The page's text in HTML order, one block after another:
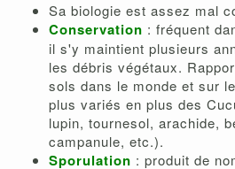
Sa biologie est assez mal
Conservation : fréquent
il s'y maintient plusieurs
les débris végétaux.
sols dans le monde et sur
plus variés en plus des
lupin, tournesol, arachide,
campanule, etc.).
Sporulation : produit de